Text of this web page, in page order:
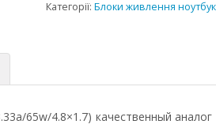
Категорії:Блоки живлення
65w/4.8×1.7) качественный